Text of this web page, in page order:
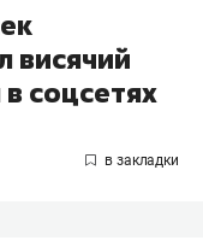
висячий
соцсетях